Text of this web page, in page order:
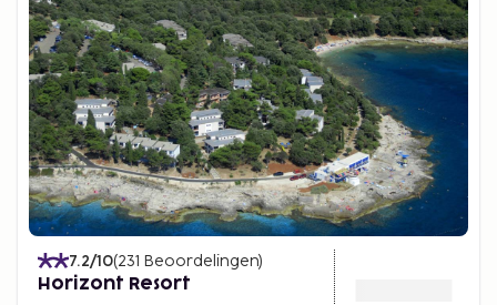
7.2/10(231 Beoordelingen)
Horizont Resort